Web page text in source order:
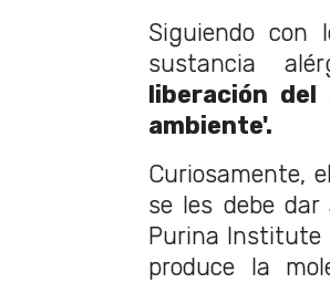
Siguiendo con
sustancia
liberación
ambiente'.
Curiosamente,
se les debe
Purina Institute
produce la